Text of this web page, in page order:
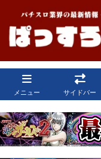
メニュー サイドバー